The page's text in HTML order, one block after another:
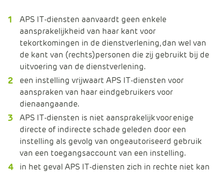
APS IT-diensten aanvaardt geen enkele
aansprakelijkheid van haar kant voor
tekortkomingen in de dienstverlening, dan wel van
de kant van (rechts)personen die zij gebruikt bij de
uitvoering van de dienstverlening.
een instelling vrijwaart APS IT-diensten voor
aanspraken van haar eindgebruikers voor
dienaangaande.
APS IT-diensten is niet aansprakelijk voor enige
directe of indirecte schade geleden door een
instelling als gevolg van ongeautoriseerd gebruik
van een toegangsaccount van een instelling.
in het geval APS IT-diensten zich in rechte niet kan